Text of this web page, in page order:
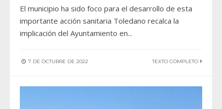
El municipio ha sido foco para el desarrollo de esta
importante acción sanitaria Toledano recalca la
implicación del Ayuntamiento en...
7 DE OCTUBRE DE 2022 TEXTO COMPLETO